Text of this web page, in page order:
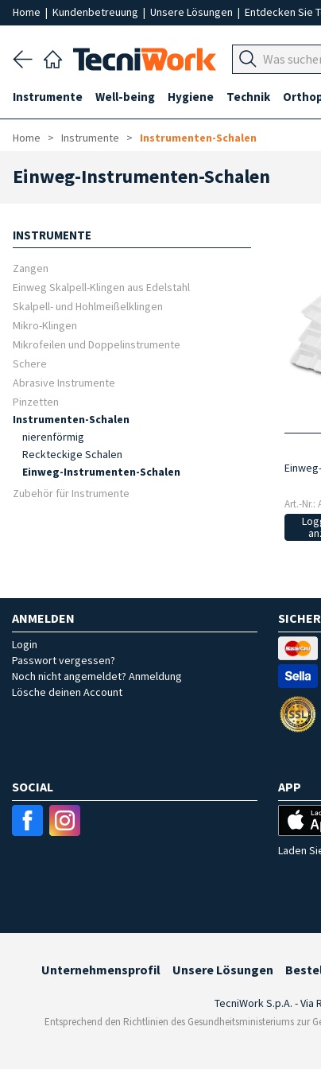
Home | Kundenbetreuung | Unsere Lösungen | Entdecken Sie
Instrumente Well-being Hygiene Technik
Home Instrumente Instrumenten-Schalen
Einweg-Instrumenten-Schalen
INSTRUMENTE
Zangen
Einweg Skalpell-Klingen aus Edelstahl
Skalpell- und Hohlmeißelklingen
Mikro-Klingen
Mikrofeilen und Doppelinstrumente
Schere
Abrasive Instrumente
Pinzetten
Instrumenten-Schalen
nierenförmig
Reckteckige Schalen
Einweg-Instrumenten-Schalen
Zubehör für Instrumente
Art.-Nr.:
ANMELDEN
Login
Passwort vergessen?
Noch nicht angemeldet? Anmeldung
Lösche deinen Account
SOCIAL APP
Laden
Unternehmensprofil Unsere Lösungen
TecniWork S.p.A. - Via
Entsprechend den Richtlinien des Gesundheitsministeriums